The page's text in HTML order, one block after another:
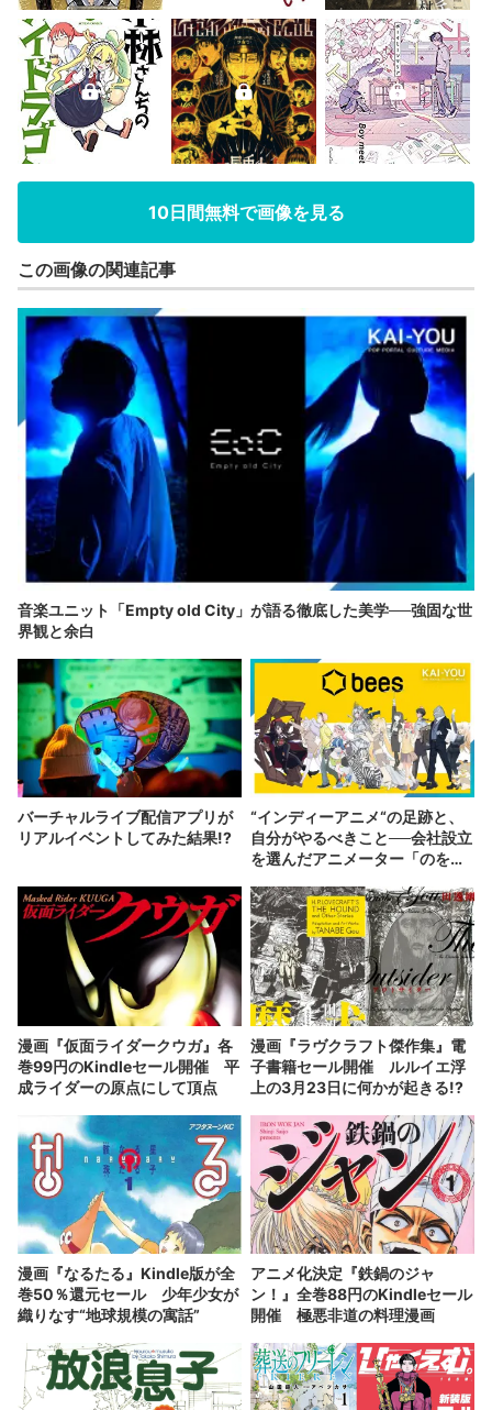
10日間無料で画像を見る
この画像の関連記事
音楽ユニット「Empty old City」が語る徹底した美学──強固な世
界観と余白
バーチャルライブ配信アプリが
リアルイベントしてみた結果!?
“インディーアニメ“の足跡と、
自分がやるべきこと──会社設立
を選んだアニメーター「のを
漫画『仮面ライダークウガ』各
巻99円のKindleセール開催 平
成ライダーの原点にして頂点
漫画『ラヴクラフト傑作集』電
子書籍セール開催 ルルイエ浮
上の3月23日に何かが起きる!?
漫画『なるたる』Kindle版が全
巻50％還元セール 少年少女が
織りなす“地球規模の寓話”
アニメ化決定『鉄鍋のジャ
ン！』全巻88円のKindleセール
開催 極悪非道の料理漫画